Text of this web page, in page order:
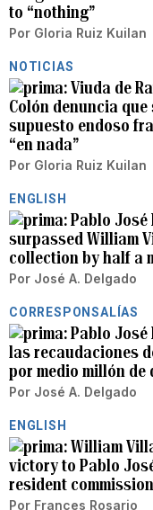
to “nothing”
Por Gloria Ruiz Kuilan
NOTICIAS
Viuda de
Colón denuncia
supuesto endoso
“en nada”
Por Gloria Ruiz Kuilan
ENGLISH
Pablo José
surpassed William
collection by half a
Por José A. Delgado
CORRESPONSALÍAS
Pablo José
las recaudaciones
por medio millón de
Por José A. Delgado
ENGLISH
William
victory to Pablo
resident
Por Frances Rosario